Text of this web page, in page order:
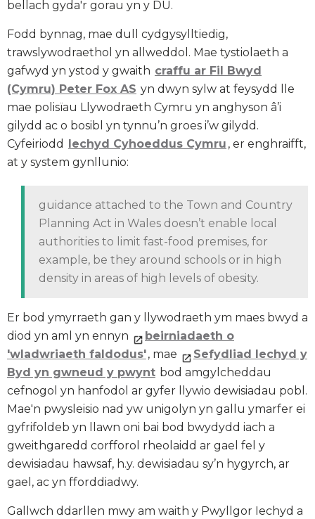
bellach gyda'r gorau yn y DU.
Fodd bynnag, mae dull cydgysylltiedig,
trawslywodraethol yn allweddol. Mae tystiolaeth a
gafwyd yn ystod y gwaith craffu ar Fil Bwyd
(Cymru) Peter Fox AS yn dwyn sylw at feysydd lle
mae polisïau Llywodraeth Cymru yn anghyson â’i
gilydd ac o bosibl yn tynnu’n groes i’w gilydd.
Cyfeiriodd Iechyd Cyhoeddus Cymru , er enghraifft,
at y system gynllunio:
guidance attached to the Town and Country
Planning Act in Wales doesn’t enable local
authorities to limit fast-food premises, for
example, be they around schools or in high
density in areas of high levels of obesity.
Er bod ymyrraeth gan y llywodraeth ym maes bwyd a
diod yn aml yn ennyn
beirniadaeth o
'wladwriaeth faldodus', mae
Sefydliad Iechyd y
Byd yn gwneud y pwynt bod amgylcheddau
cefnogol yn hanfodol ar gyfer llywio dewisiadau pobl.
Mae'n pwysleisio nad yw unigolyn yn gallu ymarfer ei
gyfrifoldeb yn llawn oni bai bod bwydydd iach a
gweithgaredd corfforol rheolaidd ar gael fel y
dewisiadau hawsaf, h.y. dewisiadau sy’n hygyrch, ar
gael, ac yn fforddiadwy.
Gallwch ddarllen mwy am waith y Pwyllgor Iechyd a